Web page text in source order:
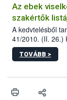
Az ebek
szakértők
A kedvtelésből
41/2010. (II. 26.)
sérülés, illetve
hatósági
vonni az ebek
TOVÁBB >